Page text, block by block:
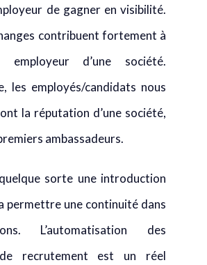
de gagner en visibilité.
contribuent fortement à
employeur d’une société.
les employés/candidats nous
la réputation d’une société,
ambassadeurs.
sorte une introduction
permettre une continuité dans
L’automatisation des
de recrutement est un réel